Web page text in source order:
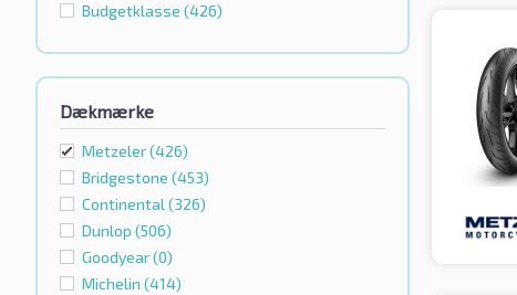
Budgetklassе (426)
Dækmærke
Metzeler(426)
Bridgestone (453)
Continental (326)
Dunlop (506)
Goodyear(0)
Michelin (414)